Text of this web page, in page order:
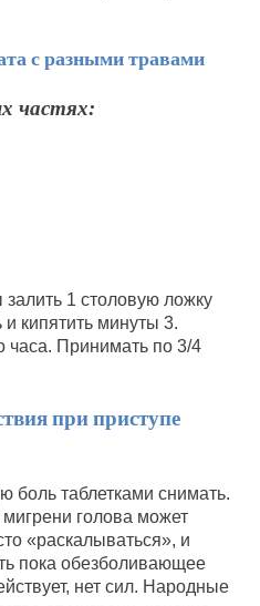
с разными травами
частях:
1 столовую ложку
кипятить минуты 3.
часа. Принимать по 3/4
при приступе
боль таблетками снимать.
голова может
«раскалываться», и
пока обезболивающее
нет сил. Народные